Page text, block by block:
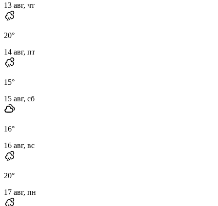
13 авг, чт
20°
14 авг, пт
15°
15 авг, сб
16°
16 авг, вс
20°
17 авг, пн